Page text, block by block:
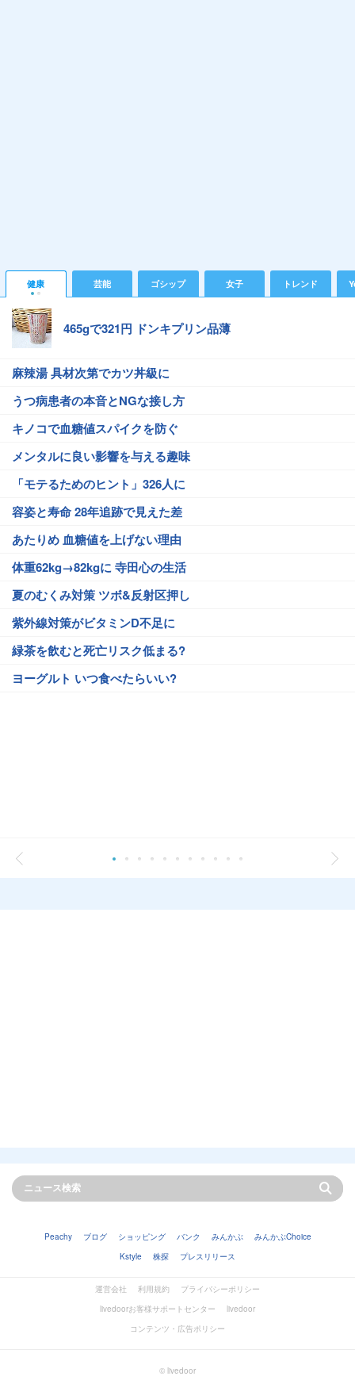
健康 芸能 ゴシップ 女子 トレンド
465gで321円 ドンキプリン品薄
麻辣湯 具材次第でカツ丼級に
うつ病患者の本音とNGな接し方
キノコで血糖値スパイクを防ぐ
メンタルに良い影響を与える趣味
「モテるためのヒント」326人に
容姿と寿命 28年追跡で見えた差
あたりめ 血糖値を上げない理由
体重62kg→82kgに 寺田心の生活
夏のむくみ対策 ツボ&反射区押し
紫外線対策がビタミンD不足に
緑茶を飲むと死亡リスク低まる?
ヨーグルト いつ食べたらいい?
Peachy ブログ ショッピング バンク みんかぶ
みんかぶChoice
Kstyle
株探 プレスリリース
運営会社 利用規約
プライバシーポリシー
livedoorお客様サポートセンター
livedoor
コンテンツ・広告ポリシー
© livedoor